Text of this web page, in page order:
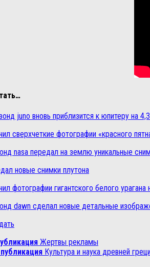
juno вновь приблизится к юпитеру на
сверхчеткие фотографии «красного
nasa передал на землю уникальные
новые снимки плутона
фотографии гигантского белого урагана
dawn сделал новые детальные
Жертвы рекламы
Культура и наука древней